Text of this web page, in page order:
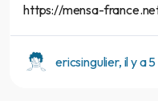
https://mensa-
ericsingulier, il y a